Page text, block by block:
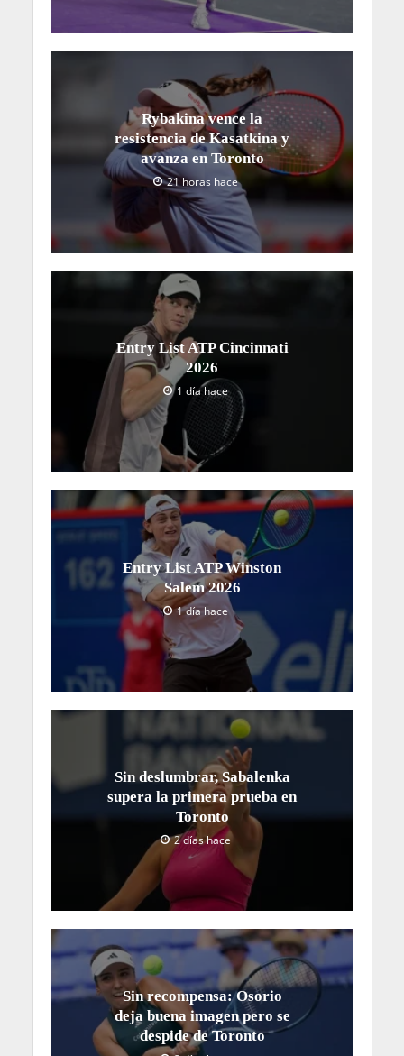
Rybakina vence la
resistencia de Kasatkina y
avanza en Toronto
21 horas hace
Entry List ATP Cincinnati
2026
1 día hace
Entry List ATP Winston
Salem 2026
1 día hace
Sin deslumbrar, Sabalenka
supera la primera prueba en
Toronto
2 días hace
Sin recompensa: Osorio
deja buena imagen pero se
despide de Toronto